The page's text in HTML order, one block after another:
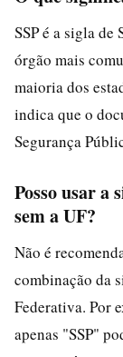
SSP é a sigla de
órgão mais
maioria dos
indica que o
Segurança
Posso usar a
sem a UF?
Não é
combinação da
Federativa. Por
apenas "SSP"